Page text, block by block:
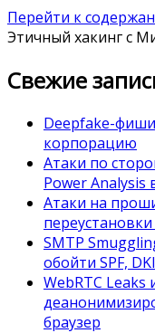
Перейти к
Этичный хакинг с
Свежие
Deepfake-
корпорацию
Атаки по
Power Analysis
Атаки на
SMTP
обойти SPF,
WebRTC Leaks
браузер